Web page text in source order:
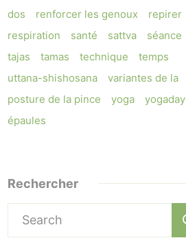
dos
renforcer les genoux
repirer
respiration
santé sattva
séance
tajas
tamas technique
temps
uttana-shishosana
variantes de la
posture de la pince
yoga
yogaday
épaules
Rechercher
Search
for: